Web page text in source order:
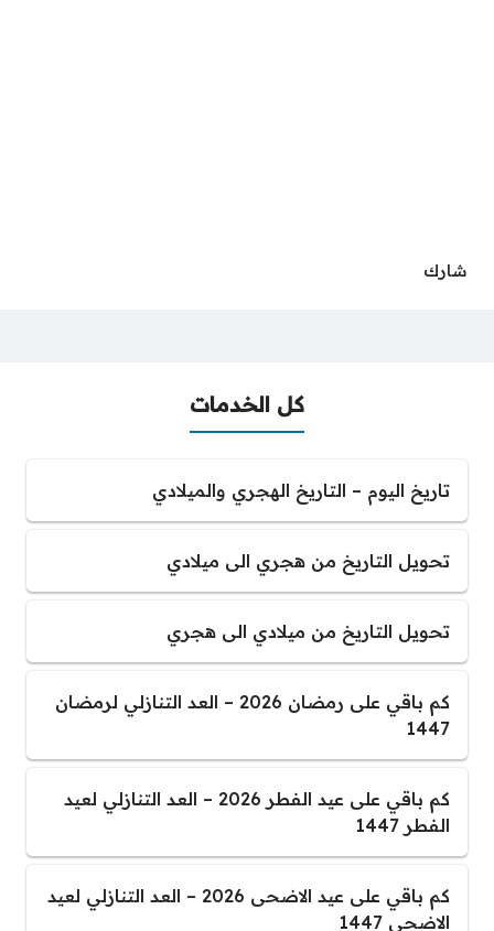
شارك
كل الخدمات
تاريخ اليوم – التاريخ الهجري والميلادي
تحويل التاريخ من هجري الى ميلادي
تحويل التاريخ من ميلادي الى هجري
كم باقي على رمضان 2026 – العد التنازلي لرمضان
1447
كم باقي على عيد الفطر 2026 – العد التنازلي لعيد
الفطر 1447
كم باقي على عيد الاضحى 2026 – العد التنازلي لعيد
الاضحى 1447